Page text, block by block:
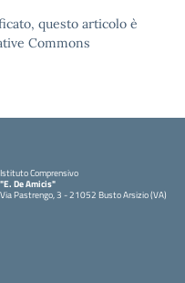
questo articolo è
Commons
Istituto Comprensivo
"E. De Amicis"
Via Pastrengo, 3 - 21052 Busto Arsizio (VA)